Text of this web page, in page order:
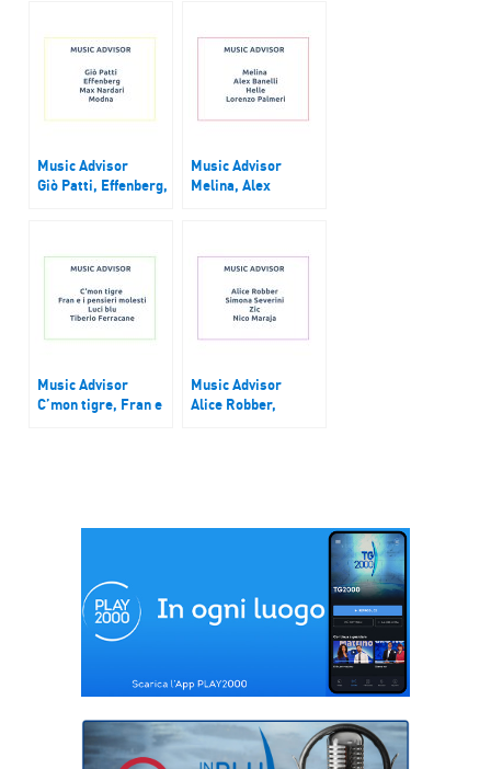
Music Advisor
Giò Patti, Effenberg,
Music Advisor
Melina, Alex
Music Advisor
C’mon tigre, Fran e
Music Advisor
Alice Robber,